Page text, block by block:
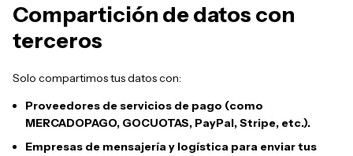
Compartición de datos con
terceros
Solo compartimos tus datos con:
Proveedores de servicios de pago (como
MERCADOPAGO, GOCUOTAS, PayPal, Stripe, etc.).
Empresas de mensajería y logística para enviar tus